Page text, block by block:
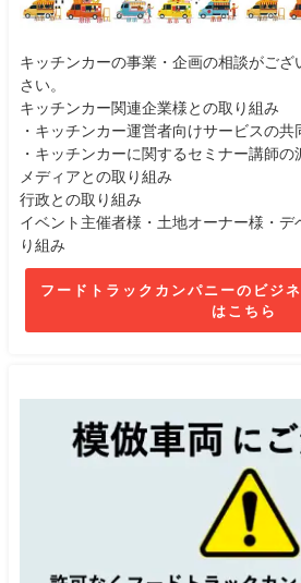
キッチンカーの事業・企画の相談がご
さい。
キッチンカー関連企業様との取り組み
・キッチンカー運営者向けサービスの共
・キッチンカーに関するセミナー講師の
メディアとの取り組み
行政との取り組み
イベント主催者様・土地オーナー様・デ
り組み
フードトラックカンパニーのビジ
はこちら